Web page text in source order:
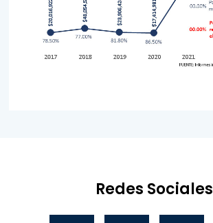
Redes Sociales